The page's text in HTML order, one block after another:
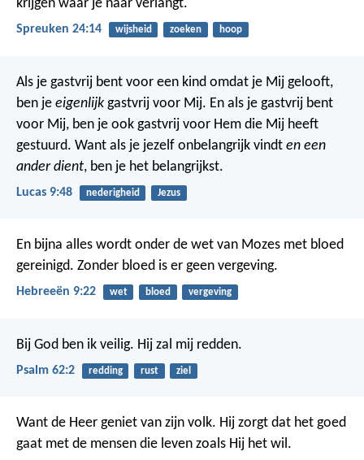
krijgen waar je naar verlangt.
Spreuken 24:14 wijsheid zoeken hoop
Als je gastvrij bent voor een kind omdat je Mij gelooft,
ben je eigenlijk gastvrij voor Mij. En als je gastvrij bent
voor Mij, ben je ook gastvrij voor Hem die Mij heeft
gestuurd. Want als je jezelf onbelangrijk vindt en een
ander dient, ben je het belangrijkst.
Lucas 9:48 nederigheid Jezus
En bijna alles wordt onder de wet van Mozes met bloed
gereinigd. Zonder bloed is er geen vergeving.
Hebreeën 9:22 wet bloed vergeving
Bij God ben ik veilig. Hij zal mij redden.
Psalm 62:2 redding rust ziel
Want de Heer geniet van zijn volk. Hij zorgt dat het goed
gaat met de mensen die leven zoals Hij het wil.